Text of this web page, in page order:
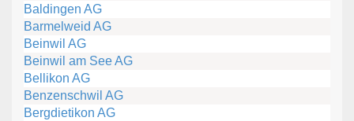
Baldingen AG
Barmelweid AG
Beinwil AG
Beinwil am See AG
Bellikon AG
Benzenschwil AG
Bergdietikon AG